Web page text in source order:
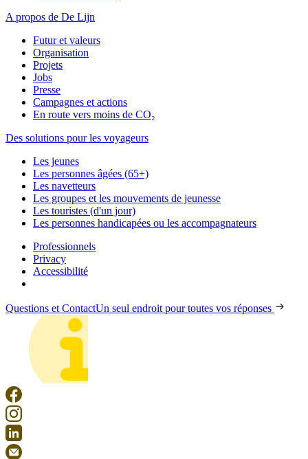
A propos de De Lijn
Futur et valeurs
Organisation
Projets
Jobs
Presse
Campagnes et actions
En route vers moins de CO₂
Des solutions pour les voyageurs
Les jeunes
Les personnes âgées (65+)
Les navetteurs
Les groupes et les mouvements de jeunesse
Les touristes (d'un jour)
Les personnes handicapées ou les accompagnateurs
Professionnels
Privacy
Accessibilité
Questions et ContactUn seul endroit pour toutes vos réponses